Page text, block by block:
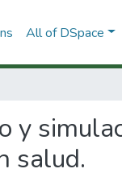
All of DSpace
y
salud.